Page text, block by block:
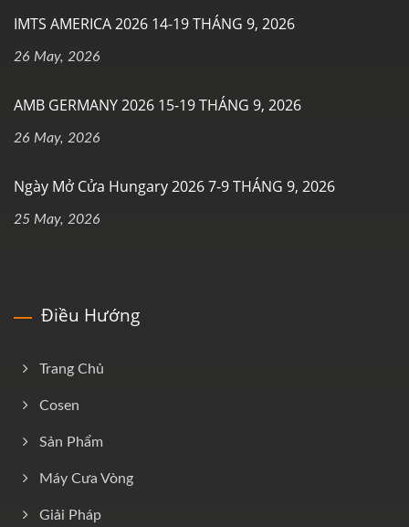
IMTS AMERICA 2026 14-19 THÁNG 9, 2026
26 May, 2026
AMB GERMANY 2026 15-19 THÁNG 9, 2026
26 May, 2026
Ngày Mở Cửa Hungary 2026 7-9 THÁNG 9, 2026
25 May, 2026
Điều Hướng
Trang Chủ
Cosen
Sản Phẩm
Máy Cưa Vòng
Giải Pháp